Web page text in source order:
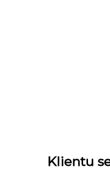
Klientu